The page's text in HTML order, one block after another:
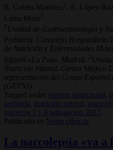
R. Galera-Martínez 1 , E. López-
Lama More 3
1 Unidad de Gastroenterología y
Pediatría. Complejo Hospitalario
de Nutrición y Enfermedades
Infantil «La Paz». Madrid.
3
Nutrición Infantil. Centro Médico
representación del Grupo
(GETNI)
Tagged under
soporte nutricional,
pediatría,
nutrición enteral,
números 7 y 8 julioagosto 2017
Publicado en
Notas clínicas
La narcolepsia «va a